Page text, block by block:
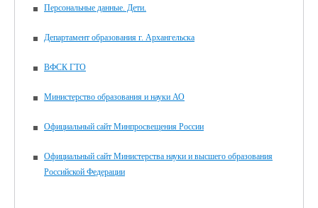
Персональные данные. Дети.
Департамент образования г. Архангельска
ВФСК ГТО
Министерство образования и науки АО
Официальный сайт Минпросвещения России
Официальный сайт Министерства науки и высшего образования
Российской Федерации